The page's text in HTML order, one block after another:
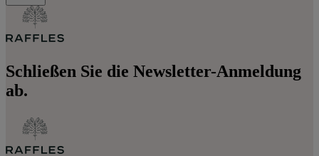
Schließen Sie die Newsletter-Anmeldung
ab.